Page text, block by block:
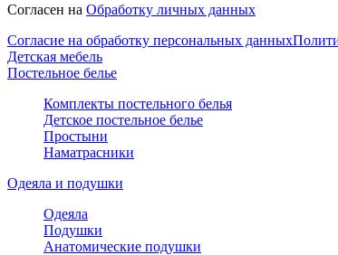
Согласен на Обработку личных данных
Согласие на обработку персональных данных
Детская мебель
Постельное белье
Комплекты постельного белья
Детское постельное белье
Простыни
Наматрасники
Одеяла и подушки
Одеяла
Подушки
Анатомические подушки